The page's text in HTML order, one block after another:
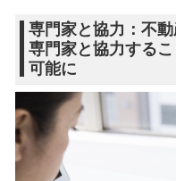
専門家と協力：不
専門家と協力する
可能に